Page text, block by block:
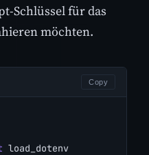
Schlüssel für das
möchten.
Copy
load_dotenv